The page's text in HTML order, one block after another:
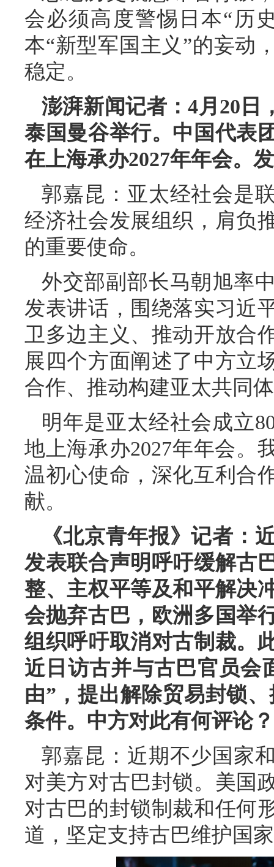
会必须高度警惕日本“历
本“新型军国主义”的妄动
稳定。
澎湃新闻记者：4月20日
泰国曼谷举行。中国代表
在上海承办2027年年会。
郭嘉昆：亚太经社会是
经济社会发展组织，肩负
的重要使命。
外交部副部长马朝旭率
发表讲话，围绕落实习近
卫多边主义、推动开放合
展四个方面阐述了中方立
合作、推动构建亚太共同
明年是亚太经社会成立
地上海承办2027年年会。
温初心使命，深化互利合
献。
《北京青年报》记者：
发表联合声明呼吁缓解古
整、主权平等及和平解决
会抛弃古巴，欧洲多国举
组织呼吁取消对古制裁。
近日访古并与古巴官员会
由”，提出解除贸易封锁
条件。中方对此有何评论？
郭嘉昆：近期不少国家
对美方对古巴封锁。美国
对古巴的封锁制裁和任何
道，坚定支持古巴维护国